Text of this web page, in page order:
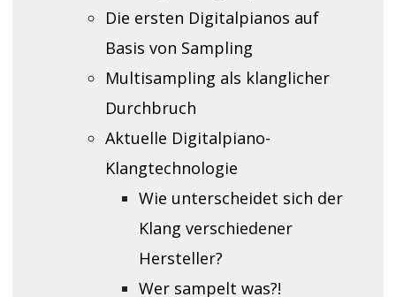
Die ersten Digitalpianos auf
Basis von Sampling
Multisampling als klanglicher
Durchbruch
Aktuelle Digitalpiano-
Klangtechnologie
Wie unterscheidet sich der
Klang verschiedener
Hersteller?
Wer sampelt was?!